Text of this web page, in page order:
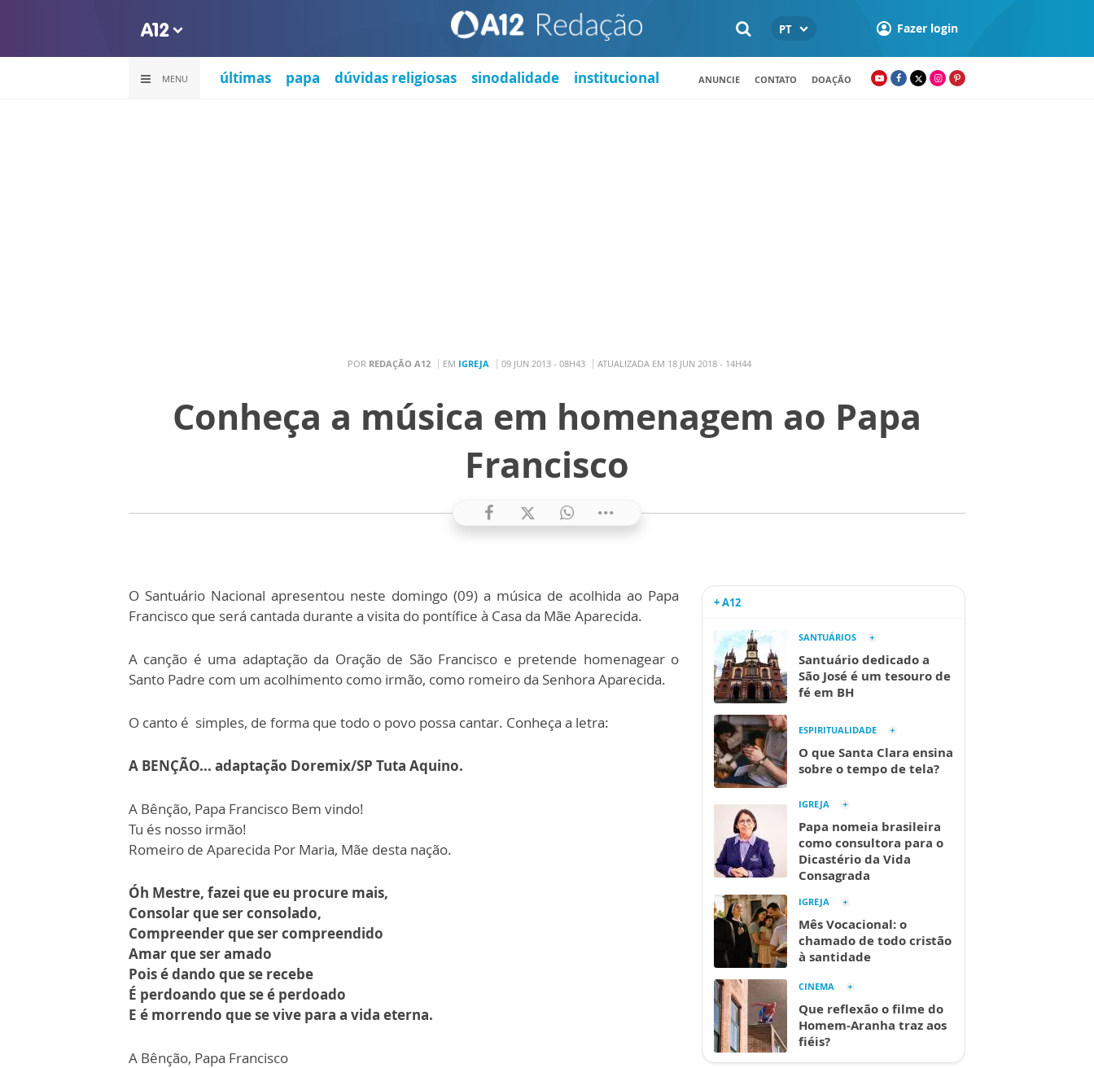
PT Fazer login
MENU últimas papa dúvidas religiosas sinodalidade institucional ANUNCIE CONTATO DOAÇÃO
POR REDAÇÃO A12 EM IGREJA 09 JUN 2013 - 08H43 ATUALIZADA EM 18 JUN 2018 - 14H44
Conheça a música em homenagem ao Papa
Francisco
O Santuário Nacional apresentou neste domingo (09) a música de acolhida ao Papa
Francisco que será cantada durante a visita do pontífice à Casa da Mãe Aparecida.
A canção é uma adaptação da Oração de São Francisco e pretende homenagear o
Santo Padre com um acolhimento como irmão, como romeiro da Senhora Aparecida.
O canto é simples, de forma que todo o povo possa cantar. Conheça a letra:
A BENÇÃO... adaptação Doremix/SP Tuta Aquino.
A Bênção, Papa Francisco Bem vindo!
Tu és nosso irmão!
Romeiro de Aparecida Por Maria, Mãe desta nação.
Óh Mestre, fazei que eu procure mais,
Consolar que ser consolado,
Compreender que ser compreendido
Amar que ser amado
Pois é dando que se recebe
É perdoando que se é perdoado
E é morrendo que se vive para a vida eterna.
A Bênção, Papa Francisco
+ A12
SANTUÁRIOS
Santuário dedicado a
São José é um tesouro de
fé em BH
ESPIRITUALIDADE
O que Santa Clara ensina
sobre o tempo de tela?
IGREJA
Papa nomeia brasileira
como consultora para o
Dicastério da Vida
Consagrada
IGREJA
Mês Vocacional: o
chamado de todo cristão
à santidade
CINEMA
Que reflexão o filme do
Homem-Aranha traz aos
fiéis?